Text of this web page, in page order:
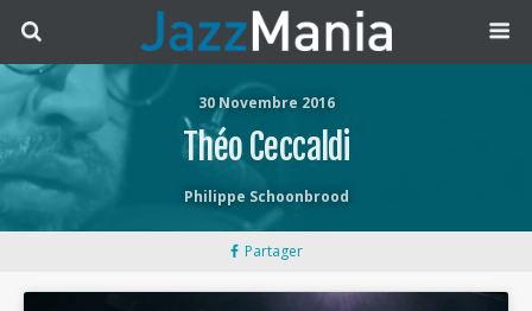
30 Novembre 2016
Théo Ceccaldi
Philippe Schoonbrood
Partager